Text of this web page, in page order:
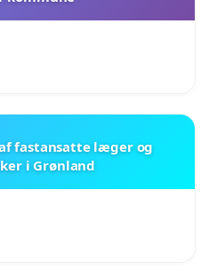
fastansatte læger og
i Grønland